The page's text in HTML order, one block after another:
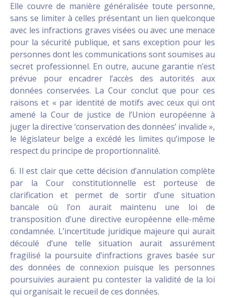
Elle couvre de manière généralisée toute personne,
sans se limiter à celles présentant un lien quelconque
avec les infractions graves visées ou avec une menace
pour la sécurité publique, et sans exception pour les
personnes dont les communications sont soumises au
secret professionnel. En outre, aucune garantie n’est
prévue pour encadrer l’accès des autorités aux
données conservées. La Cour conclut que pour ces
raisons et « par identité de motifs avec ceux qui ont
amené la Cour de justice de l’Union européenne à
juger la directive ‘conservation des données’ invalide »,
le législateur belge a excédé les limites qu’impose le
respect du principe de proportionnalité.
6. Il est clair que cette décision d’annulation complète
par la Cour constitutionnelle est porteuse de
clarification et permet de sortir d’une situation
bancale où l’on aurait maintenu une loi de
transposition d’une directive européenne elle-même
condamnée. L’incertitude juridique majeure qui aurait
découlé d’une telle situation aurait assurément
fragilisé la poursuite d’infractions graves basée sur
des données de connexion puisque les personnes
poursuivies auraient pu contester la validité de la loi
qui organisait le recueil de ces données.